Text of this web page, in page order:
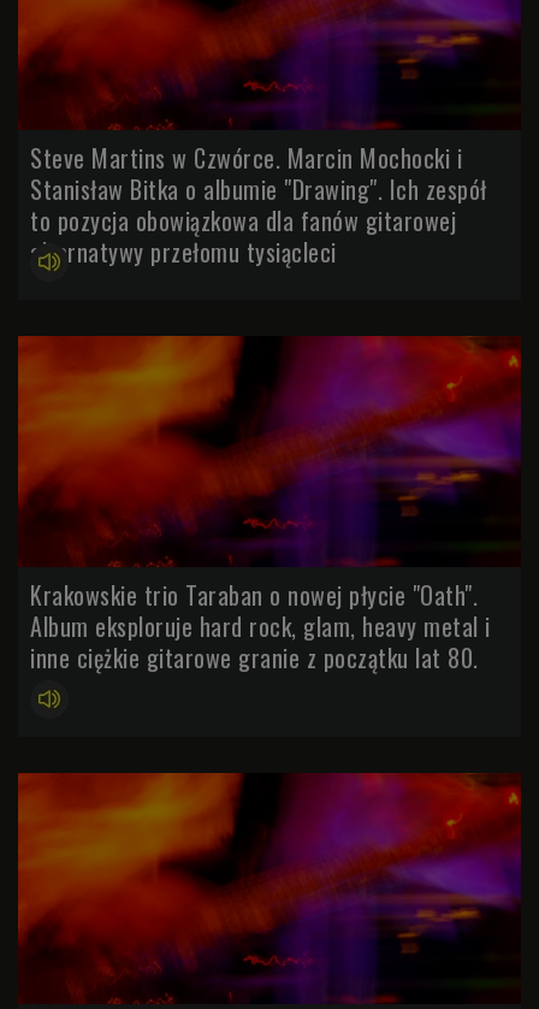
Steve Martins w Czwórce. Marcin Mochocki i
Stanisław Bitka o albumie "Drawing". Ich zespół
to pozycja obowiązkowa dla fanów gitarowej
alternatywy przełomu tysiącleci
Krakowskie trio Taraban o nowej płycie "Oath".
Album eksploruje hard rock, glam, heavy metal i
inne ciężkie gitarowe granie z początku lat 80.